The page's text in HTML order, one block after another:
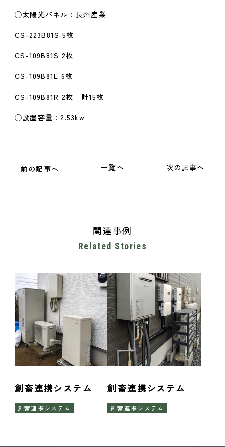
◯太陽光パネル：長州産業
CS-223B81S 5枚
CS-109B81S 2枚
CS-109B81L 6枚
CS-109B81R 2枚 計15枚
◯設置容量：2.53kw
前の記事へ 一覧へ 次の記事へ
関連事例
創畜連携システム
創蓄連携システム
創畜連携システム
創蓄連携システム